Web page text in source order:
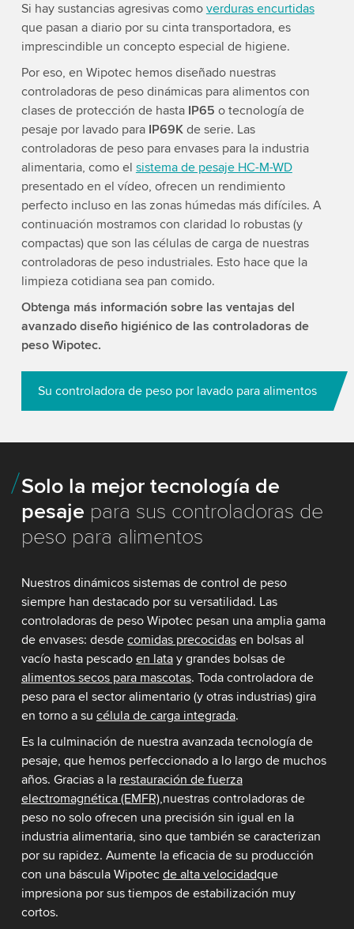
Si hay sustancias agresivas como verduras encurtidas
que pasan a diario por su cinta transportadora, es
imprescindible un concepto especial de higiene.
Por eso, en Wipotec hemos diseñado nuestras
controladoras de peso dinámicas para alimentos con
clases de protección de hasta IP65 o tecnología de
pesaje por lavado para IP69Kde serie. Las
controladoras de peso para envases para la industria
alimentaria, como el sistema de pesaje HC-M-WD
presentado en el vídeo, ofrecen un rendimiento
perfecto incluso en las zonas húmedas más difíciles. A
continuación mostramos con claridad lo robustas (y
compactas) que son las células de carga de nuestras
controladoras de peso industriales. Esto hace que la
limpieza cotidiana sea pan comido.
Obtenga más información sobre las ventajas del
avanzado diseño higiénico de las controladoras de
peso Wipotec.
Su controladora de peso por lavado para alimentos
Solo la mejor tecnología de
pesaje para sus controladoras de
peso para alimentos
Nuestros dinámicos sistemas de control de peso
siempre han destacado por su versatilidad. Las
controladoras de peso Wipotec pesan una amplia gama
de envases: desde comidas precocidasen bolsas al
vacío hasta pescado en latay grandes bolsas de
alimentos secos para mascotas. Toda controladora de
peso para el sector alimentario (y otras industrias) gira
en torno a su célula de carga integrada.
Es la culminación de nuestra avanzada tecnología de
pesaje, que hemos perfeccionado a lo largo de muchos
años. Gracias a la restauración de fuerza
electromagnética (EMFR),nuestras controladoras de
peso no solo ofrecen una precisión sin igual en la
industria alimentaria, sino que también se caracterizan
por su rapidez. Aumente la eficacia de su producción
con una báscula Wipotec de alta velocidadque
impresiona por sus tiempos de estabilización muy
cortos.